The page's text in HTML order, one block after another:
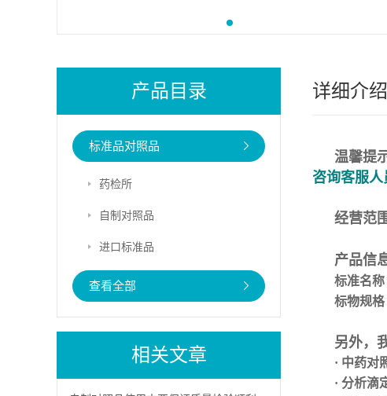
产品目录
标准品对照品
药检所
自制对照品
进口标准品
查看全部
相关文章
详细介绍
温馨提
咨询客服人
经营范
产品信
标准名称
标物规格
另外，
· 中药对
· 分析滴